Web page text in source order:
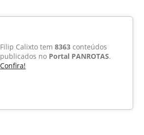
Filip Calixto tem 8363 conteúdos
publicados no Portal PANROTAS.
Confira!